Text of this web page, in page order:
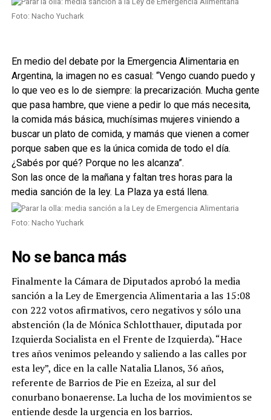
Foto: Nacho Yuchark
En medio del debate por la Emergencia Alimentaria en
Argentina, la imagen no es casual: “Vengo cuando puedo y
lo que veo es lo de siempre: la precarización. Mucha gente
que pasa hambre, que viene a pedir lo que más necesita,
la comida más básica, muchísimas mujeres viniendo a
buscar un plato de comida, y mamás que vienen a comer
porque saben que es la única comida de todo el día.
¿Sabés por qué? Porque no les alcanza”.
Son las once de la mañana y faltan tres horas para la
media sanción de la ley. La Plaza ya está llena.
Foto: Nacho Yuchark
No se banca más
Finalmente la Cámara de Diputados aprobó la media
sanción a la Ley de Emergencia Alimentaria a las 15:08
con 222 votos afirmativos, cero negativos y sólo una
abstención (la de Mónica Schlotthauer, diputada por
Izquierda Socialista en el Frente de Izquierda). “Hace
tres años venimos peleando y saliendo a las calles por
esta ley”, dice en la calle Natalia Llanos, 36 años,
referente de Barrios de Pie en Ezeiza, al sur del
conurbano bonaerense. La lucha de los movimientos se
entiende desde la urgencia en los barrios.